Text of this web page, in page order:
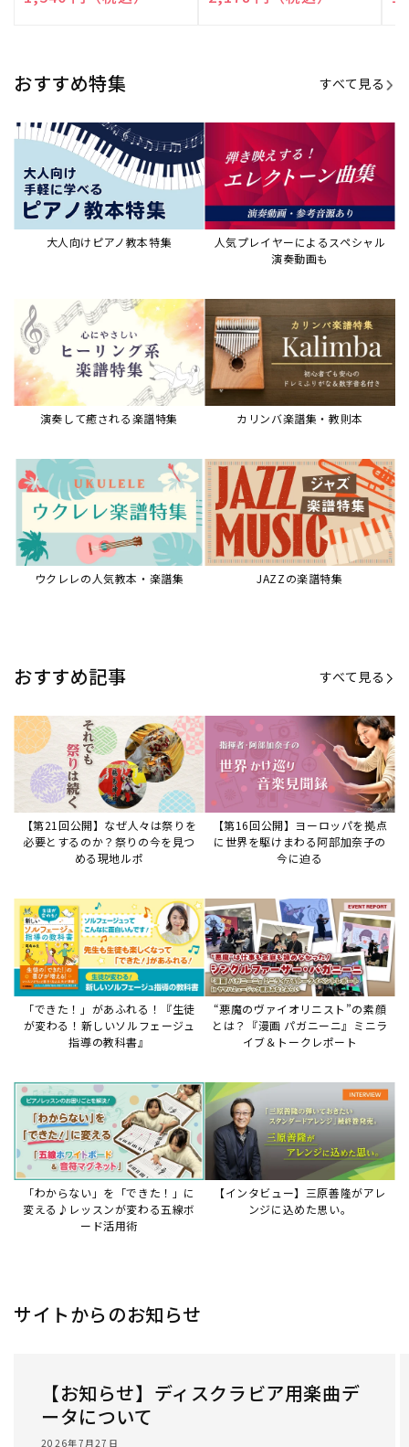
JAZZの楽譜特集
おすすめ記事 すべて見る
【第21回公開】なぜ人々は祭りを
必要とするのか？祭りの今を見つ
める現地ルポ
【第16回公開】ヨーロッパを拠点
に世界を駆けまわる阿部加奈子の
今に迫る
「できた！」があふれる！『生徒
指導の教科書』
イブ＆トークレポート
ード活用術
サイトからのお知らせ
ータについて
2026年7月27日
本件は、ディスクラビアをヤマハミュージックデー
タショップと接続してご利用いただいているお客
様への重要なお知らせです。